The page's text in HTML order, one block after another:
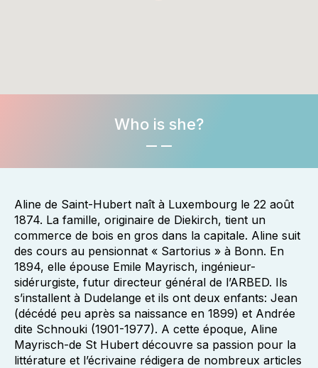
Who is she?
Aline de Saint-Hubert naît à Luxembourg le 22 août
1874. La famille, originaire de Diekirch, tient un
commerce de bois en gros dans la capitale. Aline suit
des cours au pensionnat « Sartorius » à Bonn. En
1894, elle épouse Emile Mayrisch, ingénieur-
sidérurgiste, futur directeur général de l’ARBED. Ils
s’installent à Dudelange et ils ont deux enfants: Jean
(décédé peu après sa naissance en 1899) et Andrée
dite Schnouki (1901-1977). A cette époque, Aline
Mayrisch-de St Hubert découvre sa passion pour la
littérature et l’écrivaine rédigera de nombreux articles